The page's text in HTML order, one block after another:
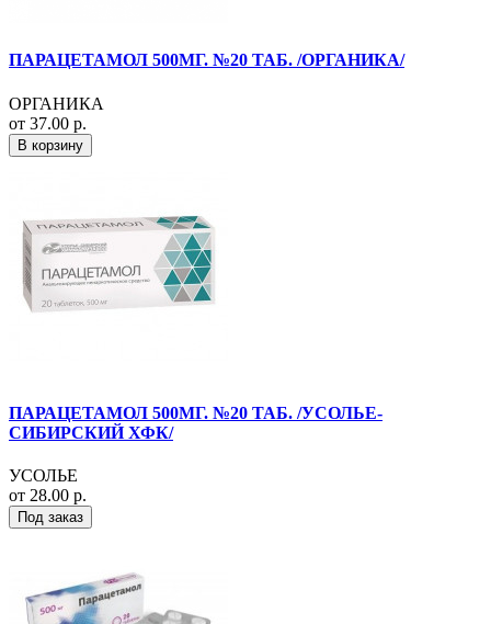
ПАРАЦЕТАМОЛ 500МГ. №20 ТАБ. /ОРГАНИКА/
ОРГАНИКА
от 37.00 р.
В корзину
ПАРАЦЕТАМОЛ 500МГ. №20 ТАБ. /УСОЛЬЕ-
СИБИРСКИЙ ХФК/
УСОЛЬЕ
от 28.00 р.
Под заказ